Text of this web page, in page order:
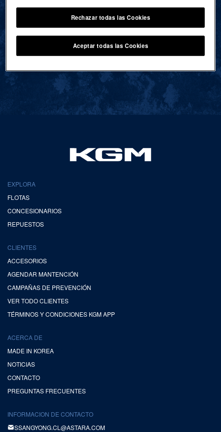
VOLVER AL INICIO
EXPLORA
FLOTAS
CONCESIONARIOS
REPUESTOS
CLIENTES
ACCESORIOS
AGENDAR MANTENCIÓN
CAMPAÑAS DE PREVENCIÓN
VER TODO CLIENTES
TÉRMINOS Y CONDICIONES KGM APP
ACERCA DE
MADE IN KOREA
NOTICIAS
CONTACTO
PREGUNTAS FRECUENTES
INFORMACION DE CONTACTO
SSANGYONG.CL@ASTARA.COM
Rechazar todas las Cookies
Aceptar todas las Cookies